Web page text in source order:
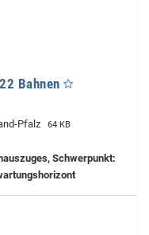
Bahnen
Pfalz 64 KB
Schwerpunkt: